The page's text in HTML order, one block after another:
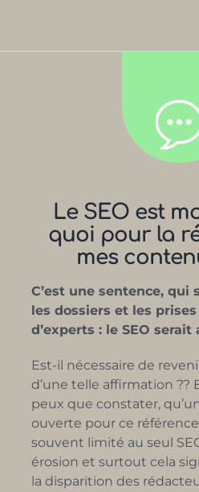
contenu
Le SEO est
quoi pour la
mes
C’est une sentence, qui
les dossiers et les
d’experts : le SEO
Est-il nécessaire de
d’une telle affirmation ??
peux que constater,
ouverte pour ce
souvent limité au seul
érosion et surtout cela
la disparition des